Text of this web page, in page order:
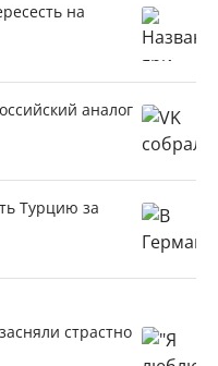
на
аналог
Турцию за
страстно